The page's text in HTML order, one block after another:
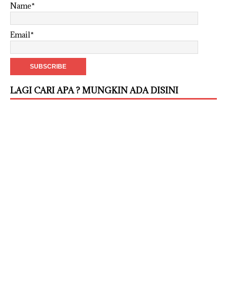
Name*
Email*
LAGI CARI APA ? MUNGKIN ADA DISINI